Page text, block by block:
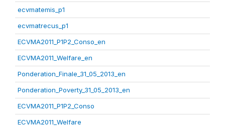
ecvmatemis_p1
ecvmatrecus_p1
ECVMA2011_P1P2_Conso_en
ECVMA2011_Welfare_en
Ponderation_Finale_31_05_2013_en
Ponderation_Poverty_31_05_2013_en
ECVMA2011_P1P2_Conso
ECVMA2011_Welfare